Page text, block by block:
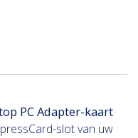
PC Adapter-kaart
slot van uw